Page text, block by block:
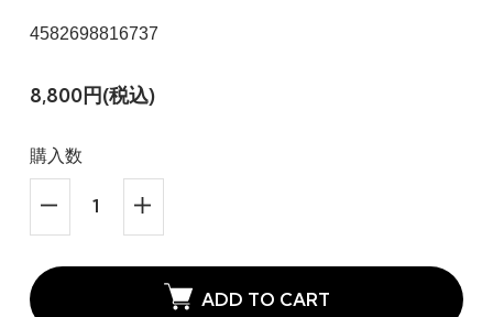
4582698816737
8,800円(税込)
購入数
ADD TO CART